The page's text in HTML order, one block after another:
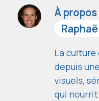
À propos
La
depuis
visuels,
qui